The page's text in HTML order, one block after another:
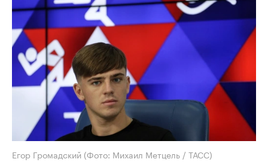
Егор Громадский (Фото: Михаил Метцель / ТАСС)